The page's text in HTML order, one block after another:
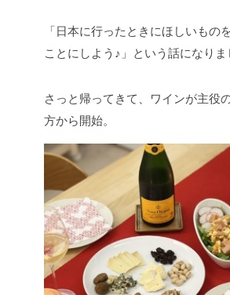
「日本に行ったときにほしいもの
ことにしよう♪」という話になりま
さっと帰ってきて、ワインが主役
方から開始。